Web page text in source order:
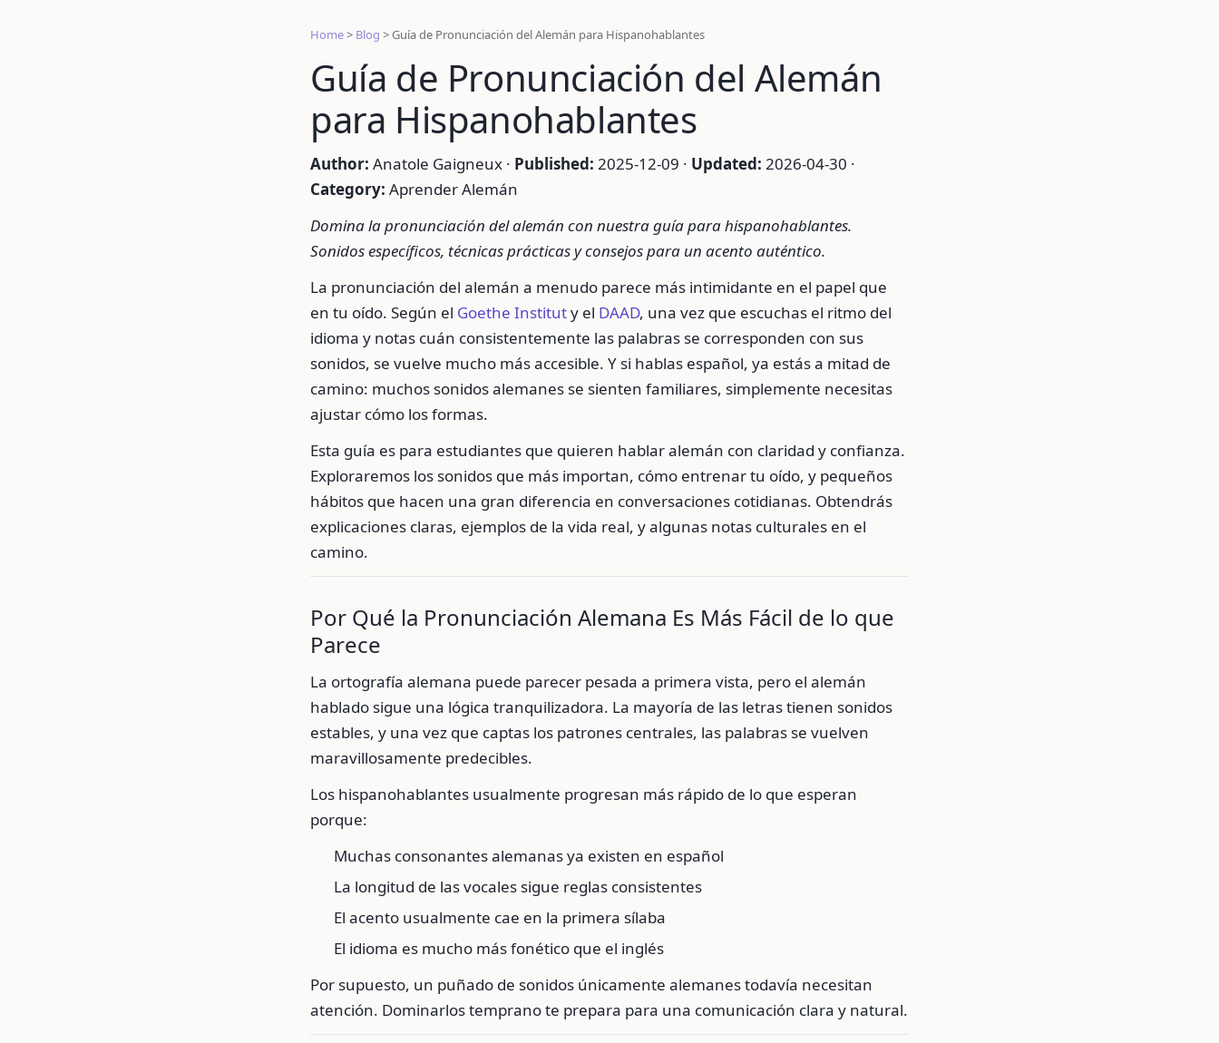
Home> Blog >Guía de Pronunciación del Alemán para Hispanohablantes
Guía de Pronunciación del Alemán
para Hispanohablantes
Author: Anatole Gaigneux · Published: 2025-12-09 · Updated: 2026-04-30 ·
Category: Aprender Alemán
Domina la pronunciación del alemán con nuestra guía para hispanohablantes.
Sonidos específicos, técnicas prácticas y consejos para un acento auténtico.
La pronunciación del alemán a menudo parece más intimidante en el papel que
en tu oído. Según el Goethe Instituty el DAAD, una vez que escuchas el ritmo del
idioma y notas cuán consistentemente las palabras se corresponden con sus
sonidos, se vuelve mucho más accesible. Y si hablas español, ya estás a mitad de
camino: muchos sonidos alemanes se sienten familiares, simplemente necesitas
ajustar cómo los formas.
Esta guía es para estudiantes que quieren hablar alemán con claridad y confianza.
Exploraremos los sonidos que más importan, cómo entrenar tu oído, y pequeños
hábitos que hacen una gran diferencia en conversaciones cotidianas. Obtendrás
explicaciones claras, ejemplos de la vida real, y algunas notas culturales en el
camino.
Por Qué la Pronunciación Alemana Es Más Fácil de lo que
Parece
La ortografía alemana puede parecer pesada a primera vista, pero el alemán
hablado sigue una lógica tranquilizadora. La mayoría de las letras tienen sonidos
estables, y una vez que captas los patrones centrales, las palabras se vuelven
maravillosamente predecibles.
Los hispanohablantes usualmente progresan más rápido de lo que esperan
porque:
Muchas consonantes alemanas ya existen en español
La longitud de las vocales sigue reglas consistentes
El acento usualmente cae en la primera sílaba
El idioma es mucho más fonético que el inglés
Por supuesto, un puñado de sonidos únicamente alemanes todavía necesitan
atención. Dominarlos temprano te prepara para una comunicación clara y natural.